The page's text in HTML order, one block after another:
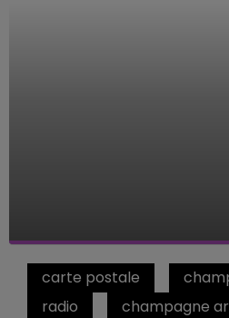
carte postale
radio
champagne